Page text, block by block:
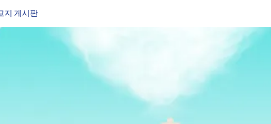
지 게시판